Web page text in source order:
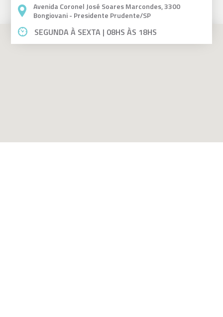
Avenida Coronel José Soares Marcondes, 3300
Bongiovani - Presidente Prudente/SP
SEGUNDA À SEXTA | 08HS ÀS 18HS